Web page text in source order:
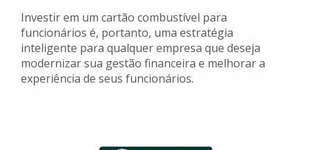
Investir em um cartão combustível para
funcionários é, portanto, uma estratégia
inteligente para qualquer empresa que deseja
modernizar sua gestão financeira e melhorar a
experiência de seus funcionários.